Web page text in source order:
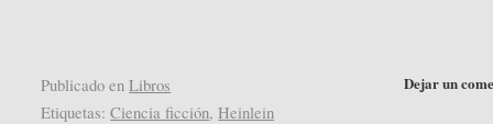
Dejar un
Publicado en Libros
Etiquetas: Ciencia ficción, Heinlein